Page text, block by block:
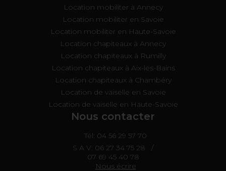
Location mobiliter à Annecy
Location mobiliter en Savoie
Location mobiliter en Haute-Savoie
Location chapiteaux à Annecy
Location chapiteaux à Rumilly
Location chapiteaux à Aix-les-Bains
Location chapiteaux à Chambéry
Location de vaiselle en Savoie
Location de vaiselle en Haute-Savoie
Nous contacter
Tél: 04 56 29 57 70
S A V: 06 27 34 75 28
/
07 69 45 40 78
Nous écrire